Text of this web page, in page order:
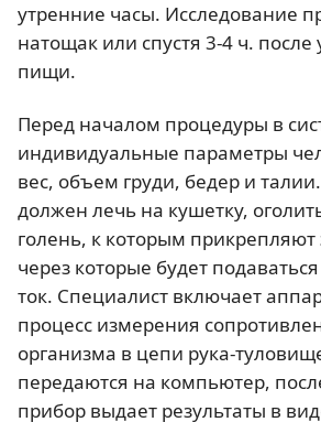
утренние часы. Исследование
натощак или спустя 3-4 ч. после
пищи.
Перед началом процедуры в
индивидуальные параметры
вес, объем груди, бедер и
должен лечь на кушетку,
голень, к которым прикрепляют
через которые будет
ток. Специалист включает
процесс измерения
организма в цепи рука-
передаются на компьютер,
прибор выдает результаты в